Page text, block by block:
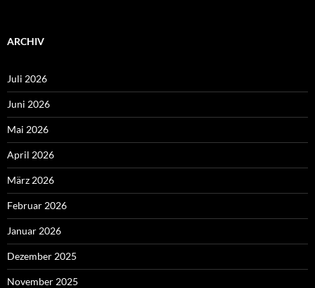
ARCHIV
Juli 2026
Juni 2026
Mai 2026
April 2026
März 2026
Februar 2026
Januar 2026
Dezember 2025
November 2025